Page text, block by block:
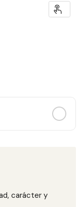
carácter y